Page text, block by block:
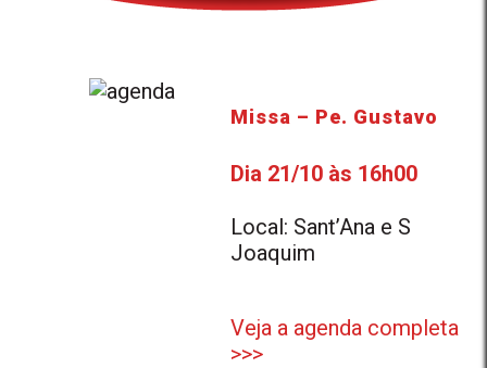
Missa – Pe. Gustavo
Dia 21/10 às 16h00
Local: Sant’Ana e S
Joaquim
Veja a agenda completa
>>>